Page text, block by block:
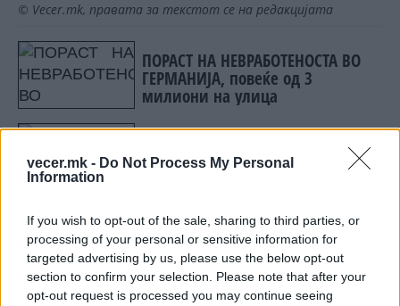
vecer.mk - Do Not Process My Personal
Information
If you wish to opt-out of the sale, sharing to third parties, or
processing of your personal or sensitive information for
targeted advertising by us, please use the below opt-out
section to confirm your selection. Please note that after your
opt-out request is processed you may continue seeing
© Vecer.mk, правата за текстот се на редакцијата
ПОРАСТ НА НЕВРАБОТЕНОСТА ВО
ГЕРМАНИЈА, повеќе од 3
милиони на улица
Се преполови човекот: ВАКВА
ЗАГУБА НА ПАРИ БИ “УБИЛА“ И
ДРЖАВА, НО НЕ И НЕГО!
НАЈЧИТАНИ ВО ПОСЛЕДНИ 7 ДЕНА